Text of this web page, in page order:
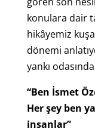
konulara dair
hikâyemiz
dönemi
yankı
“Ben İsmet
Her şey ben
insanlar”